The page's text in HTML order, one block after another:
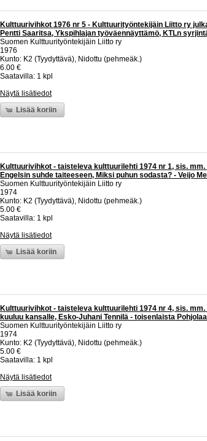
Kulttuurivihkot 1976 nr 5 - Kulttuurityöntekijäin Liitto ry
Pentti Saaritsa, Ykspihlajan työväennäyttämö, KTLn
Suomen Kulttuurityöntekijäin Liitto ry
1976
Kunto: K2 (Tyydyttävä), Nidottu (pehmeäk.)
6.00 €
Saatavilla: 1 kpl
Näytä lisätiedot
Lisää koriin
Kulttuurivihkot - taisteleva kulttuurilehti 1974 nr 1, sis.
Engelsin suhde taiteeseen, Miksi puhun sodasta? - Veijo
Suomen Kulttuurityöntekijäin Liitto ry
1974
Kunto: K2 (Tyydyttävä), Nidottu (pehmeäk.)
5.00 €
Saatavilla: 1 kpl
Näytä lisätiedot
Lisää koriin
Kulttuurivihkot - taisteleva kulttuurilehti 1974 nr 4, sis.
kuuluu kansalle, Esko-Juhani Tennilä - toisenlaista
Suomen Kulttuurityöntekijäin Liitto ry
1974
Kunto: K2 (Tyydyttävä), Nidottu (pehmeäk.)
5.00 €
Saatavilla: 1 kpl
Näytä lisätiedot
Lisää koriin